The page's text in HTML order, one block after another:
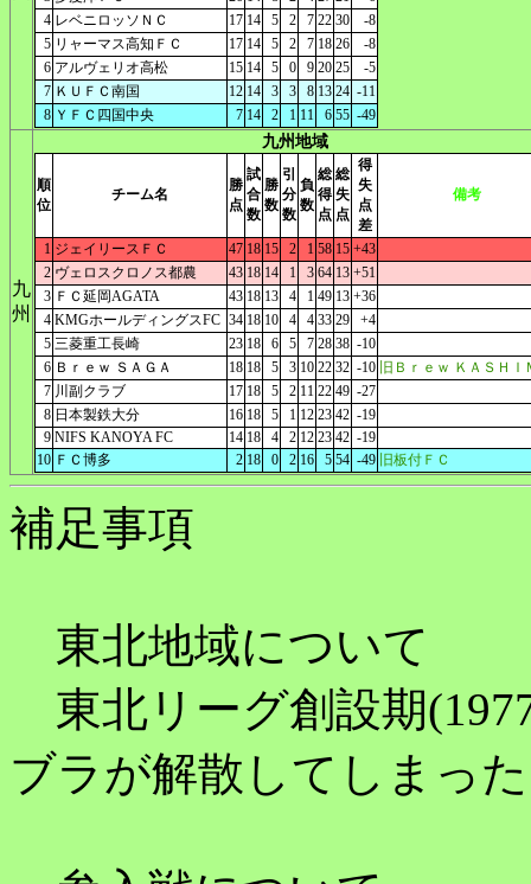
4 レベニロッソＮＣ 17 14 5 2 7 22 30
-8
5 リャーマス高知ＦＣ 17 14 5 2 7 18 26
-8
6 アルヴェリオ高松 15 14 5 0 9 20 25
-5
7 ＫＵＦＣ南国 12 14 3 3 8 13 24 -11
8 ＹＦＣ四国中央 7 14 2 1 11 6 55 -49
九
州
九州地域
順
位
チーム名
勝
点
試
合
数
勝
数
引
分
数
負
数
総
得
点
総
失
点
得
失
点
差
備考
1 ジェイリースＦＣ 47 18 15 2 1 58 15 +43
2 ヴェロスクロノス都農 43 18 14 1 3 64 13 +51
3 ＦＣ延岡AGATA 43 18 13 4 1 49 13 +36
4 KMGホールディングスFC 34 18 10 4 4 33 29
+4
5 三菱重工長崎 23 18 6 5 7 28 38 -10
6 Ｂｒｅｗ ＳＡＧＡ 18 18 5 3 10 22 32 -10 旧Ｂｒｅｗ ＫＡＳＨＩ
7 川副クラブ 17 18 5 2 11 22 49 -27
8 日本製鉄大分 16 18 5 1 12 23 42 -19
9 NIFS KANOYA FC 14 18 4 2 12 23 42 -19
10 ＦＣ博多 2 18 0 2 16 5 54 -49 旧板付ＦＣ
補足事項
東北地域について
東北リーグ創設期
ブラが解散してしまっ